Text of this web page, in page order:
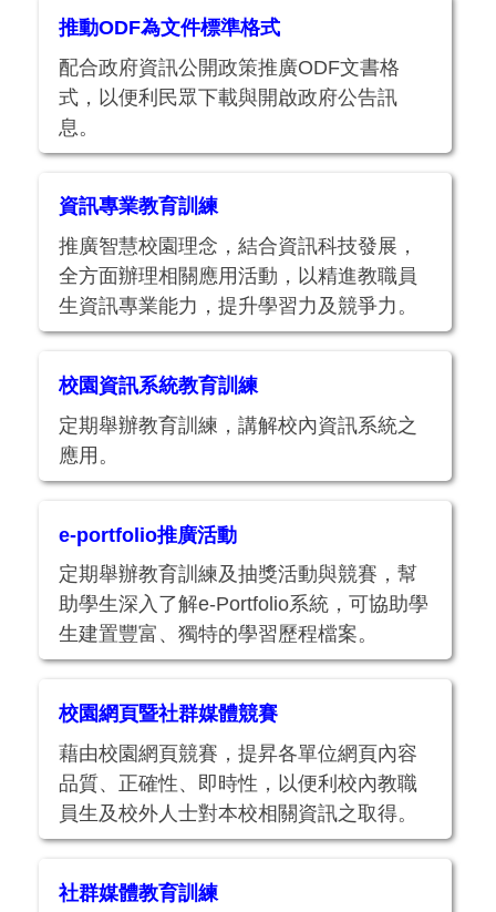
推動ODF為文件標準格式
配合政府資訊公開政策推廣ODF文書格
式，以便利民眾下載與開啟政府公告訊
息。
資訊專業教育訓練
推廣智慧校園理念，結合資訊科技發展，
全方面辦理相關應用活動，以精進教職員
生資訊專業能力，提升學習力及競爭力。
校園資訊系統教育訓練
定期舉辦教育訓練，講解校內資訊系統之
應用。
e-portfolio推廣活動
定期舉辦教育訓練及抽獎活動與競賽，幫
助學生深入了解e-Portfolio系統，可協助學
生建置豐富、獨特的學習歷程檔案。
校園網頁暨社群媒體競賽
藉由校園網頁競賽，提昇各單位網頁內容
品質、正確性、即時性，以便利校內教職
員生及校外人士對本校相關資訊之取得。
社群媒體教育訓練